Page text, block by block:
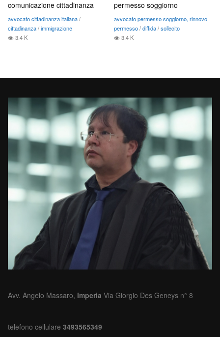
comunicazione cittadinanza
avvocato cittadinanza italiana/
cittadinanza/immigrazione
3.4 K
permesso soggiorno
avvocato permesso soggiorno, rinnovo
permesso/diffida/sollecito
3.4 K
Avv. Angelo Massaro, Imperia Via Giorgio Des Geneys n° 8
telefono cellulare 3493565349